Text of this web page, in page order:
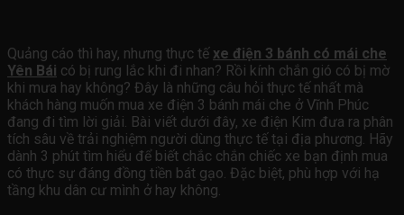
Quảng cáo thì hay, nhưng thực tế xe điện 3 bánh có mái che
Yên Bái có bị rung lắc khi đi nhan? Rồi kính chắn gió có bị mờ
khi mưa hay không? Đây là những câu hỏi thực tế nhất mà
khách hàng muốn mua xe điện 3 bánh mái che ở Vĩnh Phúc
đang đi tìm lời giải. Bài viết dưới đây, xe điện Kim đưa ra phân
tích sâu về trải nghiệm người dùng thực tế tại địa phương. Hãy
dành 3 phút tìm hiểu để biết chắc chắn chiếc xe bạn định mua
có thực sự đáng đồng tiền bát gạo. Đặc biệt, phù hợp với hạ
tầng khu dân cư mình ở hay không.